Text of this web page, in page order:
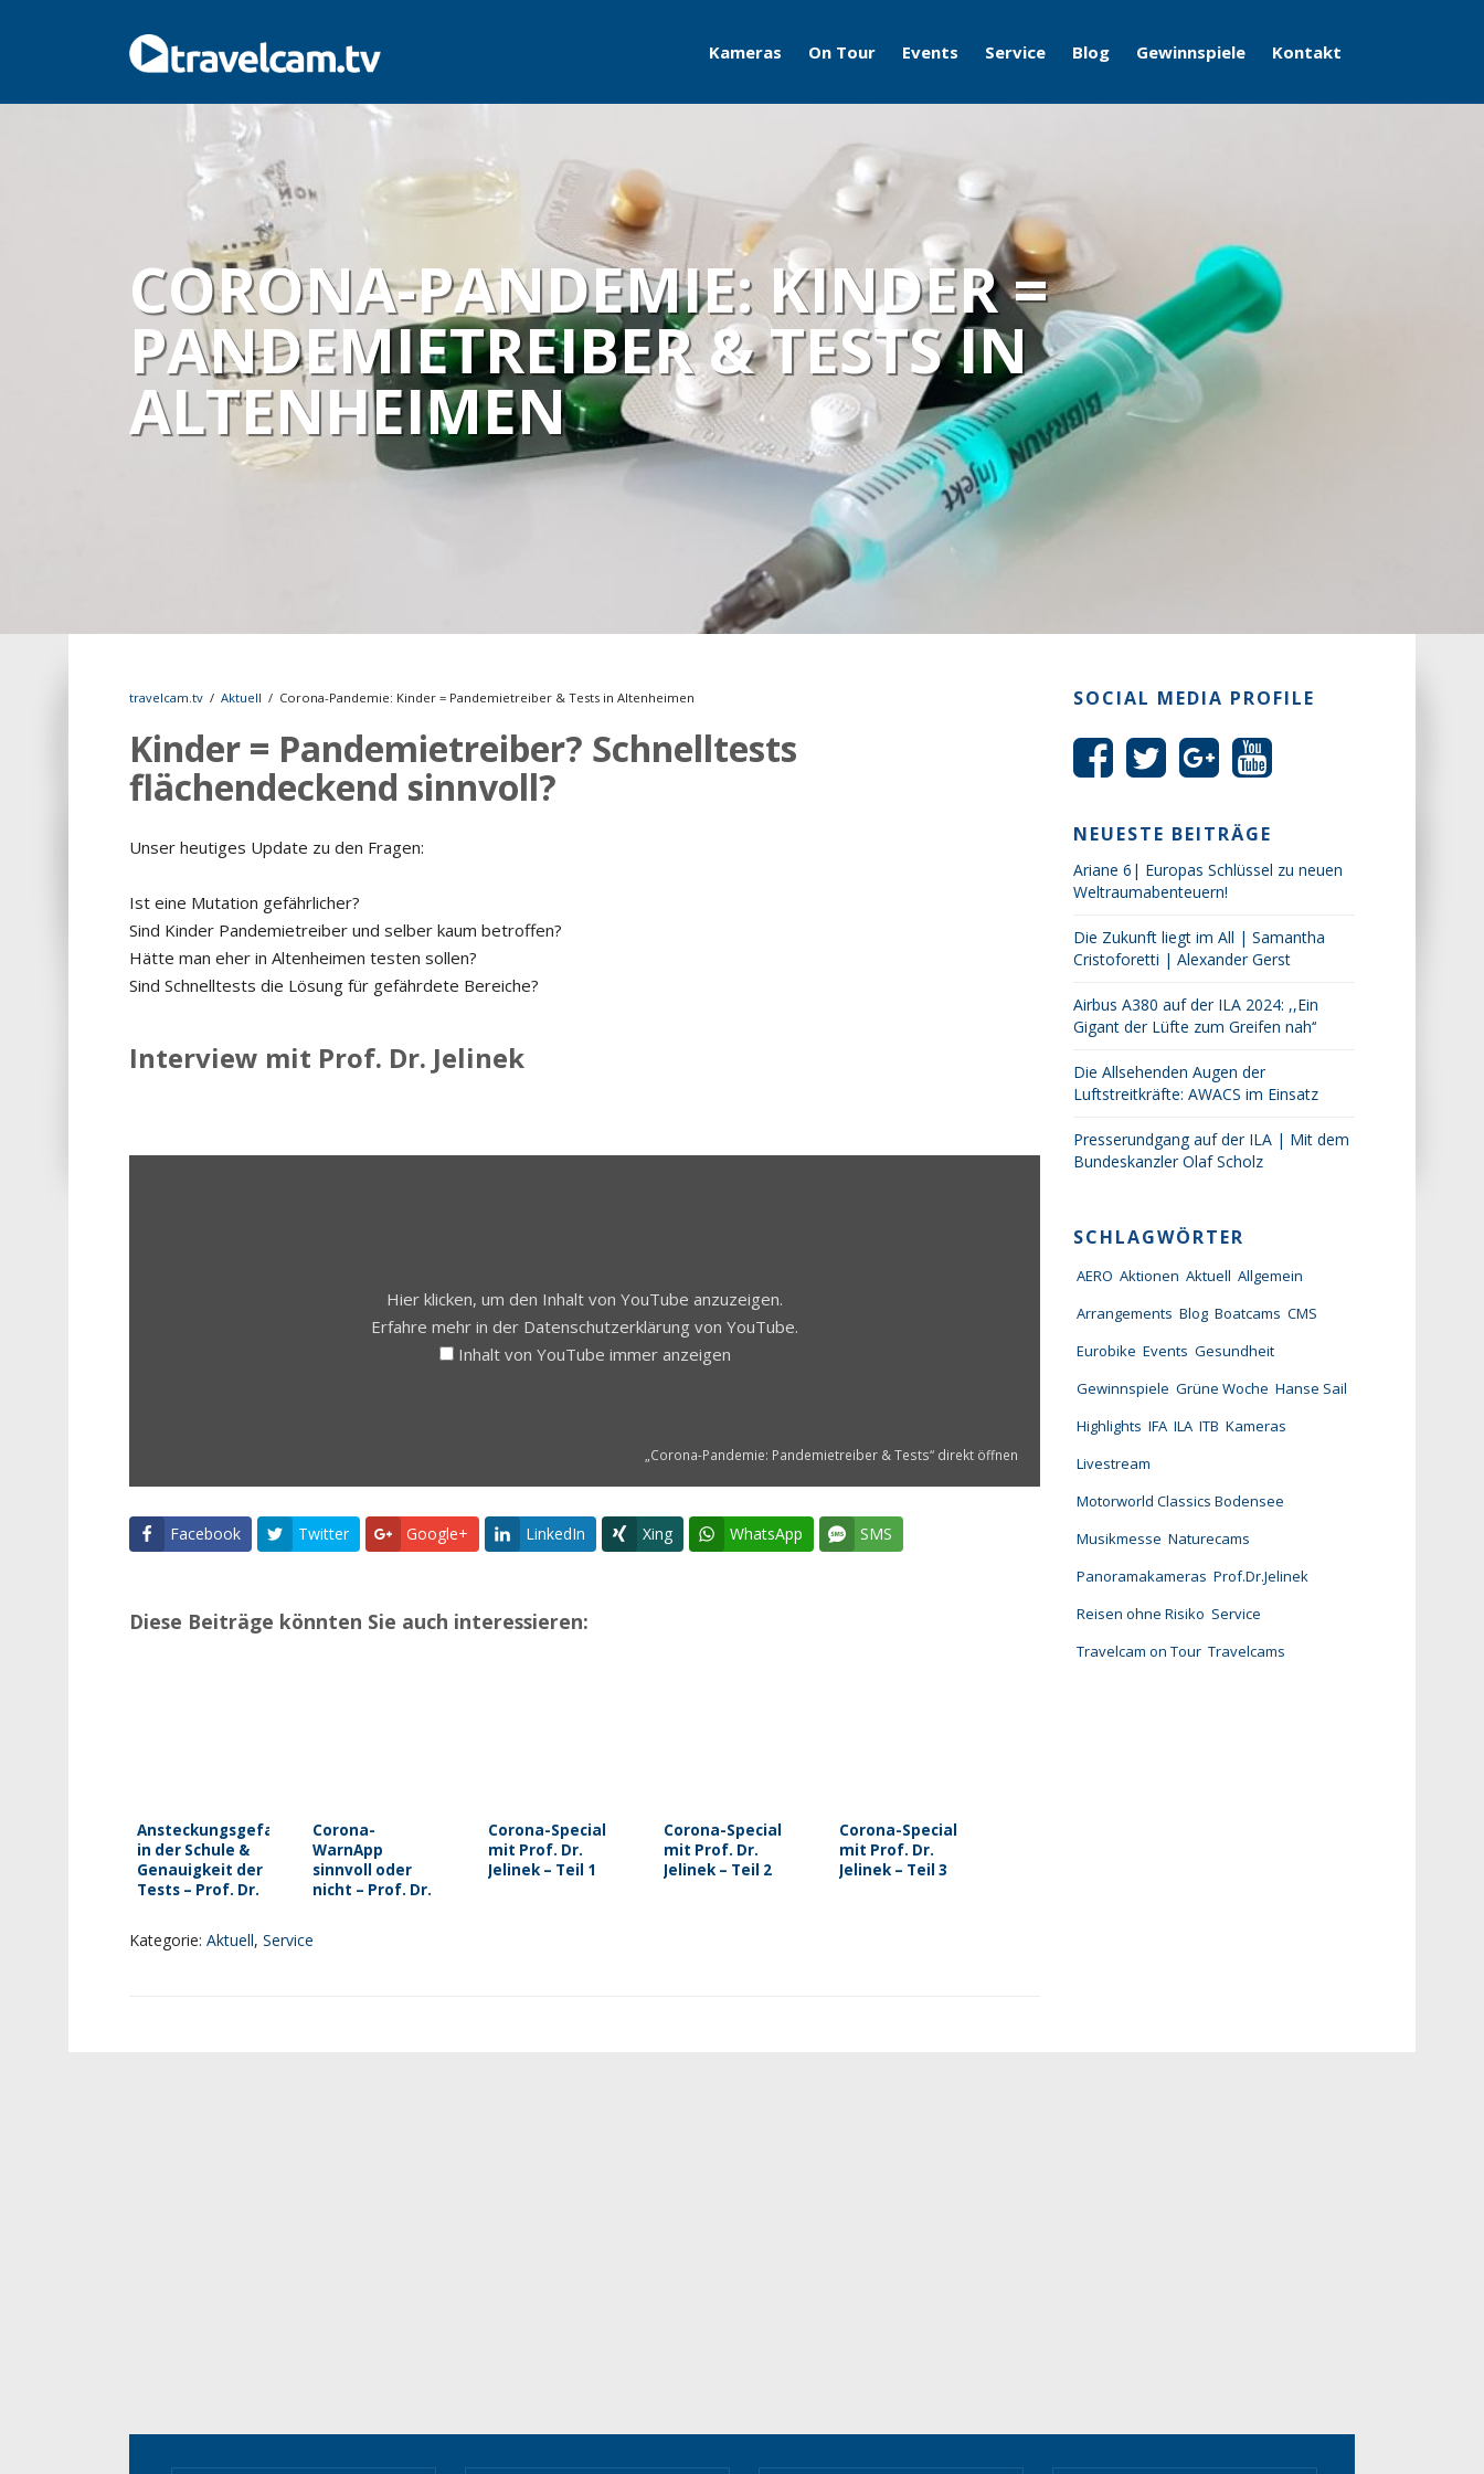
Kameras
Naturecams
On Tour
IFA
Grüne Woche
Motorworld Classics
Bodensee
Musikmesse
CMS
Events Service Blog Gewinnspiele Kontakt
CORONA-PANDEMIE: KINDER =
PANDEMIETREIBER & TESTS IN
ALTENHEIMEN
travelcam.tv / Aktuell / Corona-Pandemie: Kinder = Pandemietreiber & Tests in Altenheimen
Kinder = Pandemietreiber? Schnelltests
flächendeckend sinnvoll?
Unser heutiges Update zu den Fragen:
Ist eine Mutation gefährlicher?
Sind Kinder Pandemietreiber und selber kaum betroffen?
Hätte man eher in Altenheimen testen sollen?
Sind Schnelltests die Lösung für gefährdete Bereiche?
Interview mit Prof. Dr. Jelinek
Hier klicken, um den Inhalt von YouTube anzuzeigen.
Erfahre mehr in der Datenschutzerklärung von YouTube.
Inhalt von YouTube immer anzeigen
„Corona-Pandemie: Pandemietreiber & Tests“ direkt öffnen
Facebook Twitter Google+ LinkedIn Xing WhatsApp SMS
Diese Beiträge könnten Sie auch interessieren:
Ansteckungsgefahr
in der Schule &
Genauigkeit der
Tests – Prof. Dr.
Corona-
WarnApp
sinnvoll oder
nicht – Prof. Dr.
Corona-Special
mit Prof. Dr.
Jelinek – Teil 1
Corona-Special
mit Prof. Dr.
Jelinek – Teil 2
Corona-Special
mit Prof. Dr.
Jelinek – Teil 3
Kategorie: Aktuell, Service
SOCIAL MEDIA PROFILE
NEUESTE BEITRÄGE
Ariane 6| Europas Schlüssel zu neuen
Weltraumabenteuern!
Die Zukunft liegt im All | Samantha
Cristoforetti | Alexander Gerst
Airbus A380 auf der ILA 2024: ,,Ein
Gigant der Lüfte zum Greifen nah‘‘
Die Allsehenden Augen der
Luftstreitkräfte: AWACS im Einsatz
Presserundgang auf der ILA | Mit dem
Bundeskanzler Olaf Scholz
SCHLAGWÖRTER
AERO Aktionen Aktuell Allgemein
Arrangements Blog Boatcams CMS
Eurobike Events Gesundheit
Gewinnspiele Grüne Woche Hanse Sail
Highlights IFA ILA ITB Kameras
Livestream
Motorworld Classics Bodensee
Musikmesse Naturecams
Panoramakameras Prof.Dr.Jelinek
Reisen ohne Risiko Service
Travelcam on Tour Travelcams